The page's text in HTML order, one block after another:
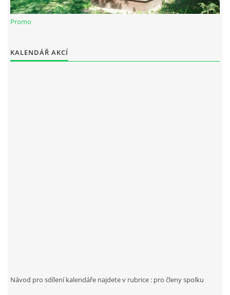
© 2025 eStránky.cz
Promo
KALENDÁŘ AKCÍ
Návod pro sdílení kalendáře najdete v rubrice : pro členy spolku